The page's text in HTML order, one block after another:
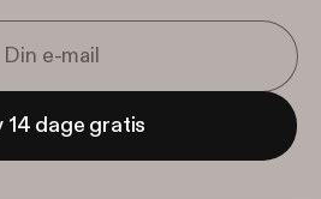
14 dage gratis